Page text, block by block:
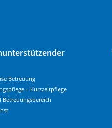
Betreuung
– Kurzzeitpflege
Betreuungsbereich